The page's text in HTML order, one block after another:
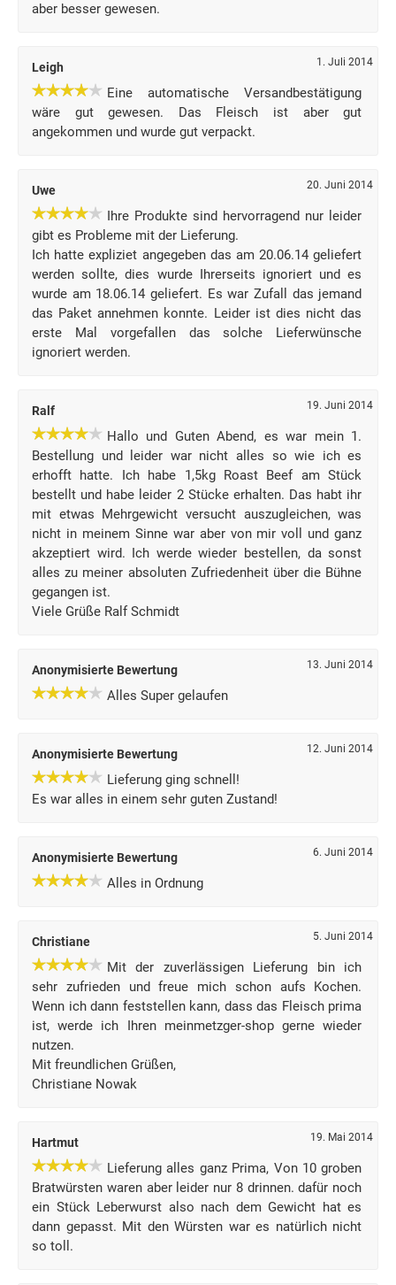
aber besser gewesen.
Leigh 1. Juli 2014
Eine automatische Versandbestätigung
wäre gut gewesen. Das Fleisch ist aber gut
angekommen und wurde gut verpackt.
Uwe 20. Juni 2014
Ihre Produkte sind hervorragend nur leider
gibt es Probleme mit der Lieferung.
Ich hatte expliziet angegeben das am 20.06.14 geliefert
werden sollte, dies wurde Ihrerseits ignoriert und es
wurde am 18.06.14 geliefert. Es war Zufall das jemand
das Paket annehmen konnte. Leider ist dies nicht das
erste Mal vorgefallen das solche Lieferwünsche
ignoriert werden.
Ralf 19. Juni 2014
Hallo und Guten Abend, es war mein 1.
Bestellung und leider war nicht alles so wie ich es
erhofft hatte. Ich habe 1,5kg Roast Beef am Stück
bestellt und habe leider 2 Stücke erhalten. Das habt ihr
mit etwas Mehrgewicht versucht auszugleichen, was
nicht in meinem Sinne war aber von mir voll und ganz
akzeptiert wird. Ich werde wieder bestellen, da sonst
alles zu meiner absoluten Zufriedenheit über die Bühne
gegangen ist.
Viele Grüße Ralf Schmidt
Anonymisierte Bewertung 13. Juni 2014
Alles Super gelaufen
Anonymisierte Bewertung 12. Juni 2014
Lieferung ging schnell!
Es war alles in einem sehr guten Zustand!
Anonymisierte Bewertung 6. Juni 2014
Alles in Ordnung
Christiane 5. Juni 2014
Mit der zuverlässigen Lieferung bin ich
sehr zufrieden und freue mich schon aufs Kochen.
Wenn ich dann feststellen kann, dass das Fleisch prima
ist, werde ich Ihren meinmetzger-shop gerne wieder
nutzen.
Mit freundlichen Grüßen,
Christiane Nowak
Hartmut 19. Mai 2014
Lieferung alles ganz Prima, Von 10 groben
Bratwürsten waren aber leider nur 8 drinnen. dafür noch
ein Stück Leberwurst also nach dem Gewicht hat es
dann gepasst. Mit den Würsten war es natürlich nicht
so toll.